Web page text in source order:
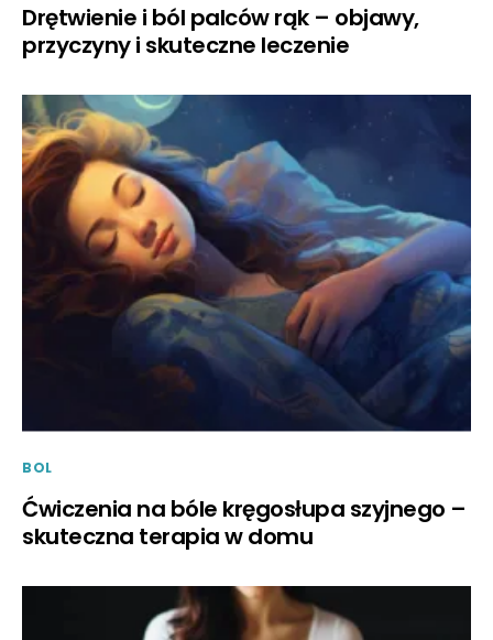
Drętwienie i ból palców rąk – objawy,
przyczyny i skuteczne leczenie
BOL
Ćwiczenia na bóle kręgosłupa szyjnego –
skuteczna terapia w domu